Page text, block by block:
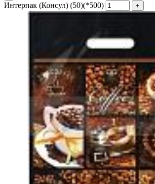
Интерпак (Консул) (50)(*500)